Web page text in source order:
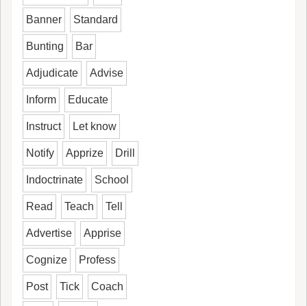
Banner Standard
Bunting Bar
Adjudicate Advise
Inform Educate
Instruct Let know
Notify Apprize Drill
Indoctrinate School
Read Teach Tell
Advertise Apprise
Cognize Profess
Post Tick Coach